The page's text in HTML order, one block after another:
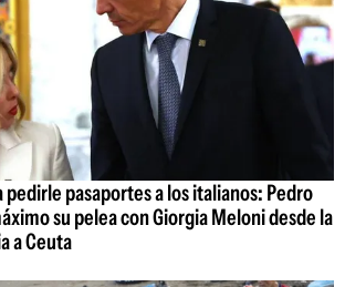
pedirle pasaportes a los italianos: Pedro
su pelea con Giorgia Meloni desde la
a Ceuta